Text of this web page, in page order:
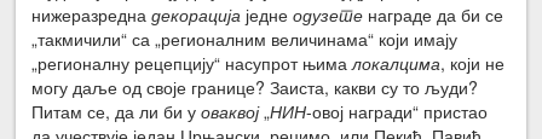
нижеразреднадекорација једнеодузете награде да би се
„такмичили“ са „регионалним величинама“ који имају
„регионалну рецепцију“ насупрот њималокалцима, који не
могу даље од своје границе? Заиста, какви су то људи?
Питам се, да ли би уоваквој„НИН-овој награди“ пристао